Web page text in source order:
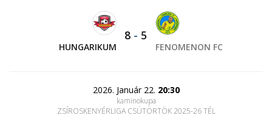
HUNGARIKUM
8 - 5
FENOMENON FC
2026. Január 22. 20:30
kaminokupa
ZSÍROSKENYÉRLIGA CSÜTÖRTÖK 2025-26 TÉL